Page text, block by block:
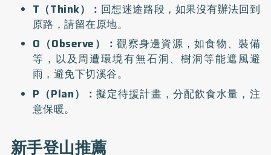
T（Think）： 回想迷途路段，如果沒有辦法回到
原路，請留在原地。
O（Observe）：觀察身邊資源，如食物、裝備
等，以及周遭環境有無石洞、樹洞等能遮風避
雨，避免下切溪谷。
P（Plan）： 擬定待援計畫，分配飲食水量，注
意保暖。
新手登山推薦